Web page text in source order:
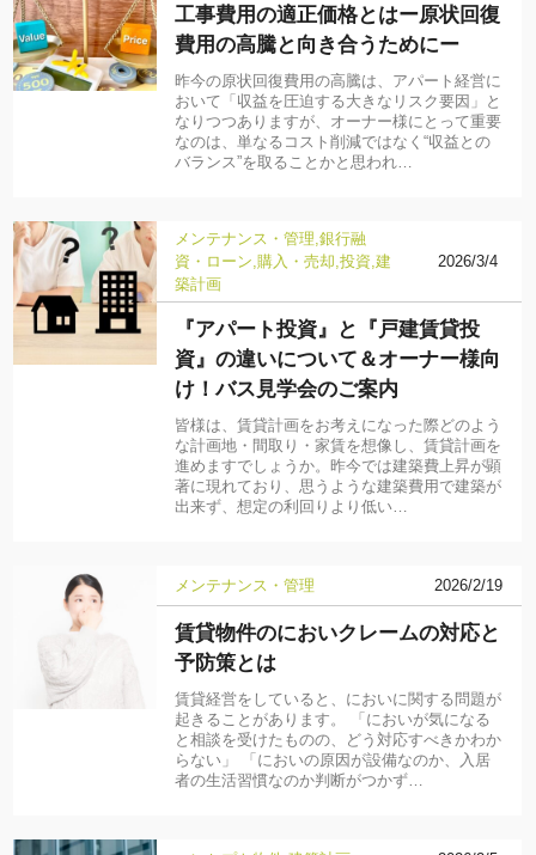
工事費用の適正価格とはー原状回復
費用の高騰と向き合うためにー
昨今の原状回復費用の高騰は、アパート経営に
おいて「収益を圧迫する大きなリスク要因」と
なりつつありますが、オーナー様にとって重要
なのは、単なるコスト削減ではなく“収益との
バランス”を取ることかと思われ…
メンテナンス・管理 銀行融
資・ローン 購入・売却 投資 建
築計画
2026/3/4
『アパート投資』と『戸建賃貸投
資』の違いについて＆オーナー様向
け！バス見学会のご案内
皆様は、賃貸計画をお考えになった際どのよう
な計画地・間取り・家賃を想像し、賃貸計画を
進めますでしょうか。昨今では建築費上昇が顕
著に現れており、思うような建築費用で建築が
出来ず、想定の利回りより低い…
メンテナンス・管理 2026/2/19
賃貸物件のにおいクレームの対応と
予防策とは
賃貸経営をしていると、においに関する問題が
起きることがあります。 「においが気になる
と相談を受けたものの、どう対応すべきかわか
らない」 「においの原因が設備なのか、入居
者の生活習慣なのか判断がつかず…